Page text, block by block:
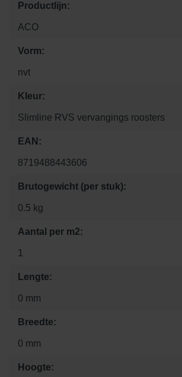
Productlijn:
ACO
Vorm:
nvt
Kleur:
Slimline RVS vervangings roosters
EAN:
8719488443606
Brutogewicht (per stuk):
0.5 kg
Aantal per m2:
1
Lengte:
0 mm
Breedte:
0 mm
Hoogte: